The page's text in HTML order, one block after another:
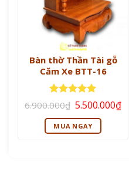
Bàn thờ Thần Tài gỗ
Căm Xe BTT-16
Được xếp
hạng 55
sao
6.900.000₫ Giá
gốc
là:
6.900.000₫.
5.500.000₫Giá
MUA NGAY